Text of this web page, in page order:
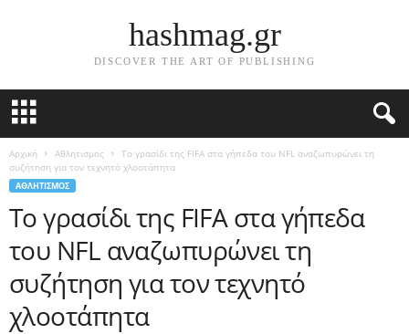
hashmag.gr
DISCOVER THE ART OF PUBLISHING
Αρχική Αθλητισμος
Το γρασίδι της FIFA στα γήπεδα του NFL αναζωπυρώνει τη
συζήτηση για τον τεχνητό χλοοτάπητα
ΑΘΛΗΤΙΣΜΟΣ
Το γρασίδι της FIFA στα γήπεδα
του NFL αναζωπυρώνει τη
συζήτηση για τον τεχνητό
χλοοτάπητα